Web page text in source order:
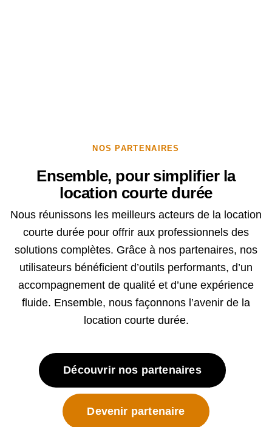
NOS PARTENAIRES
Ensemble, pour simplifier la
location courte durée
Nous réunissons les meilleurs acteurs de la location
courte durée pour offrir aux professionnels des
solutions complètes. Grâce à nos partenaires, nos
utilisateurs bénéficient d’outils performants, d’un
accompagnement de qualité et d’une expérience
fluide. Ensemble, nous façonnons l’avenir de la
location courte durée.
Découvrir nos partenaires
Devenir partenaire